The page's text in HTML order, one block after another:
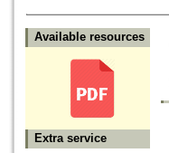
Available resources
Extra service